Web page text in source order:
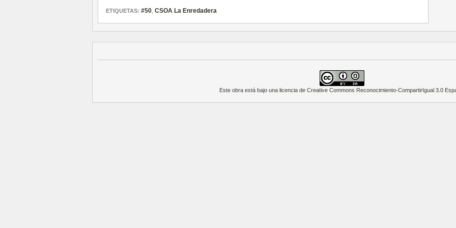
ETIQUETAS: #50, CSOA La Enredadera
Este obra está bajo una licencia de Creative Commons Reconocimiento-CompartirIgual 3.0